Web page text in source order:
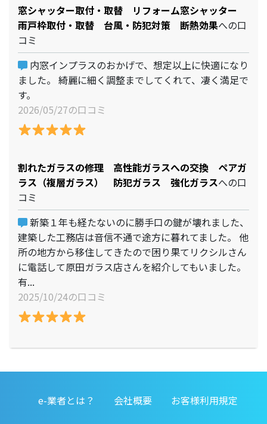
窓シャッター取付・取替 リフォーム窓シャッター
雨戸枠取付・取替 台風・防犯対策 断熱効果への口
コミ
内窓インプラスのおかげで、想定以上に快適になり
ました。 綺麗に細く調整までしてくれて、凄く満足で
す。
2026/05/27の口コミ
割れたガラスの修理 高性能ガラスへの交換 ペアガ
ラス（複層ガラス） 防犯ガラス 強化ガラスへの口
コミ
新築１年も経たないのに勝手口の鍵が壊れました、
建築した工務店は音信不通で途方に暮れてました。 他
所の地方から移住してきたので困り果てリクシルさん
に電話して原田ガラス店さんを紹介してもいました。
有...
2025/10/24の口コミ
e-業者とは？ 会社概要
お客様利用規定